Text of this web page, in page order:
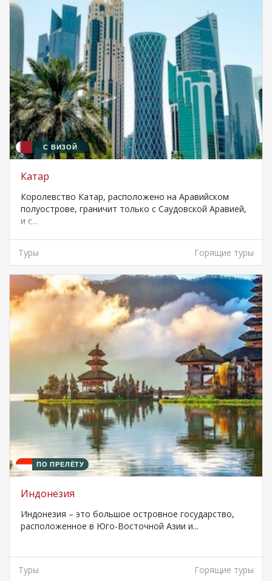
С ВИЗОЙ
Катар
Королевство Катар, расположено на Аравийском
полуострове, граничит только с Саудовской Аравией,
и с...
Туры Горящие туры
ПО ПРЕЛЁТУ
Индонезия
Индонезия – это большое островное государство,
расположенное в Юго-Восточной Азии и...
Туры Горящие туры